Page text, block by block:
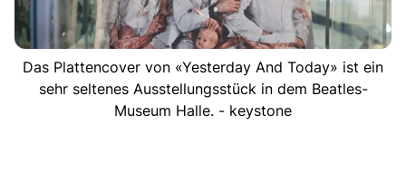
Das Plattencover von «Yesterday And Today» ist ein
sehr seltenes Ausstellungsstück in dem Beatles-
Museum Halle. - keystone